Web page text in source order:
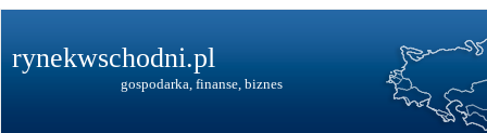
rynekwschodni.pl
gospodarka, finanse, biznes